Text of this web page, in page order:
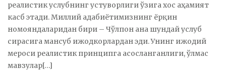
реалистик услубнинг устуворлиги ўзига хос аҳамият
касб этади. Миллий адабиётимизнинг ёрқин
номояндаларидан бири – Чўлпон ана шундай услуб
сирасига мансуб ижодкорлардан эди. Унинг ижодий
мероси реалистик принципга асосланганлиги, ўлмас
мавзулар[…]